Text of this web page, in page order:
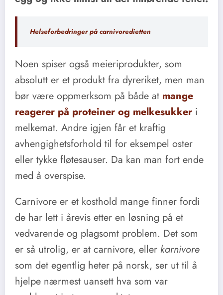
Helseforbedringer på carnivoredietten
Noen spiser også meieriprodukter, som
absolutt er et produkt fra dyreriket, men man
bør være oppmerksom på både at mange
reagerer på proteiner og melkesukker i
melkemat. Andre igjen får et kraftig
avhengighetsforhold til for eksempel oster
eller tykke fløtesauser. Da kan man fort ende
med å overspise.
Carnivore er et kosthold mange finner fordi
de har lett i årevis etter en løsning på et
vedvarende og plagsomt problem. Det som
er så utrolig, er at carnivore, eller karnivore
som det egentlig heter på norsk, ser ut til å
hjelpe nærmest uansett hva som var